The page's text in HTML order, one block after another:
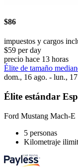
$86
impuestos y cargos
$59 per day
precio hace 13 horas
Élite de tamaño
dom., 16 ago. - lun.,
Élite estándar
Ford Mustang Mach-E
5 personas
Kilometraje